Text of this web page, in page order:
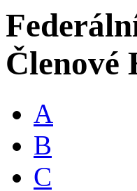
Členové
A
B
C